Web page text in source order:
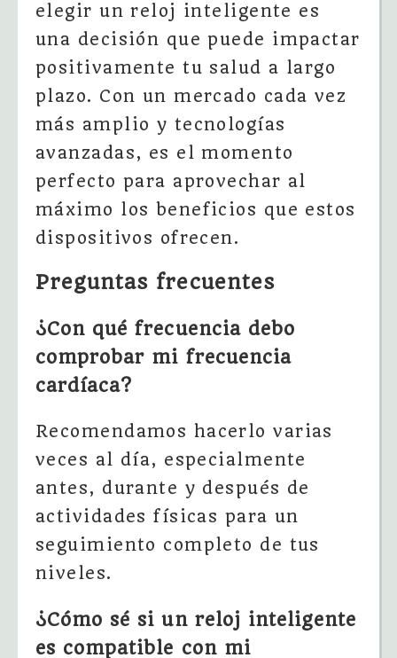
elegir un reloj inteligente es
una decisión que puede impactar
positivamente tu salud a largo
plazo. Con un mercado cada vez
más amplio y tecnologías
avanzadas, es el momento
perfecto para aprovechar al
máximo los beneficios que estos
dispositivos ofrecen.
Preguntas frecuentes
¿Con qué frecuencia debo
comprobar mi frecuencia
cardíaca?
Recomendamos hacerlo varias
veces al día, especialmente
antes, durante y después de
actividades físicas para un
seguimiento completo de tus
niveles.
¿Cómo sé si un reloj inteligente
es compatible con mi